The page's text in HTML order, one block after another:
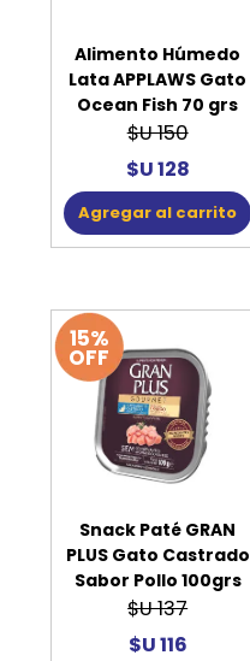
Alimento Húmedo
Lata APPLAWS Gato
Ocean Fish 70 grs
$U 150
$U 128
Agregar al carrito
15%
OFF
Snack Paté GRAN
PLUS Gato Castrado
Sabor Pollo 100grs
$U 137
$U 116